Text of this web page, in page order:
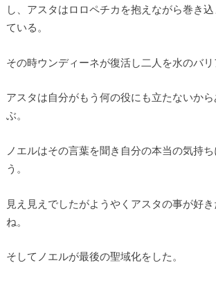
し、アスタはロロペチカを抱えながら巻き
ている。
その時ウンディーネが復活し二人を水のバリ
アスタは自分がもう何の役にも立たないか
ぶ。
ノエルはその言葉を聞き自分の本当の気持
う。
見え見えでしたがようやくアスタの事が好
ね。
そしてノエルが最後の聖域化をした。